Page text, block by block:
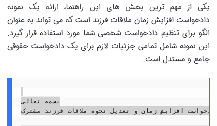
یکی از مهم ترین بخش های این راهنما، ارائه یک نمونه
دادخواست افزایش زمان ملاقات فرزند است که می تواند به عنوان
الگو برای تنظیم دادخواست شخصی شما مورد استفاده قرار گیرد.
این نمونه شامل تمامی جزئیات لازم برای یک دادخواست حقوقی
جامع و مستدل است.
بسمه تعالی
افزایش زمان و تعدیل نحوه ملاقات فرزند مشترک